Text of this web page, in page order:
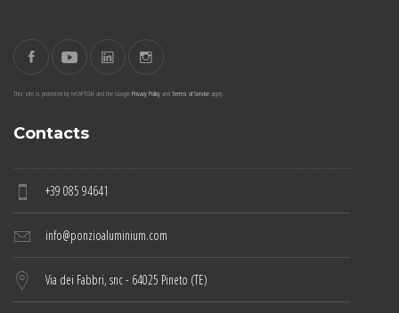
This site is protected by reCAPTCHA and the GooglePrivacy PolicyandTerms of Serviceapply.
Contacts
+39 085 94641
info@ponzioaluminium.com
Via dei Fabbri, snc - 64025 Pineto (TE)